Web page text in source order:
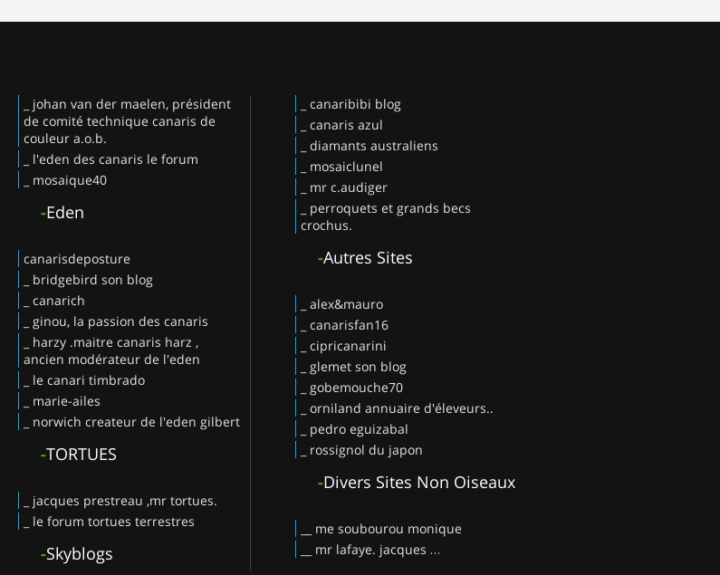
_ johan van der maelen, président
de comité technique canaris de
couleur a.o.b.
_ l'eden des canaris le forum
_ mosaique40
-Eden
canarisdeposture
_ bridgebird son blog
_ canarich
_ ginou, la passion des canaris
_ harzy .maitre canaris harz ,
ancien modérateur de l'eden
_ le canari timbrado
_ marie-ailes
_ norwich createur de l'eden gilbert
-TORTUES
_ jacques prestreau ,mr tortues.
_ le forum tortues terrestres
-Skyblogs
_ canaribibi blog
_ canaris azul
_ diamants australiens
_ mosaiclunel
_ mr c.audiger
_ perroquets et grands becs
crochus.
-Autres Sites
_ alex&mauro
_ canarisfan16
_ cipricanarini
_ glemet son blog
_ gobemouche70
_ orniland annuaire d'éleveurs..
_ pedro eguizabal
_ rossignol du japon
-Divers Sites Non Oiseaux
__ me soubourou monique
__ mr lafaye. jacques …